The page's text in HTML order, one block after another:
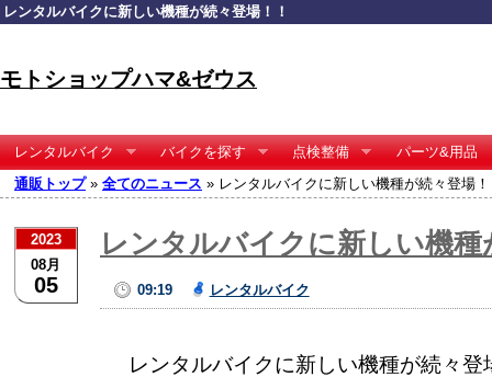
レンタルバイクに新しい機種が続々登場！！
モトショップハマ&ゼウス
レンタルバイク バイクを探す 点検整備
パーツ&用品
通販トップ» 全てのニュース » レンタルバイクに新しい機種が続々登場
2023
08月
05
レンタルバイクに新しい機種
09:19 レンタルバイク
レンタルバイクに新しい機種が続々登